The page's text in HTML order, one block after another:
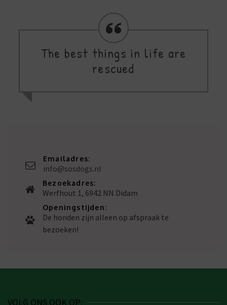
The best things in life are
rescued
Emailadres:
info@sosdogs.nl
Bezoekadres:
Werfhout 1, 6942 NN Didam
Openingstijden:
De honden zijn alleen op afspraak te
bezoeken!
VOLG ONS OOK OP: